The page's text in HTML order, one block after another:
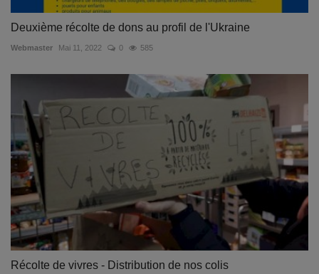
Deuxième récolte de dons au profil de l'Ukraine
Webmaster Mai 11, 2022 0 585
Récolte de vivres - Distribution de nos colis